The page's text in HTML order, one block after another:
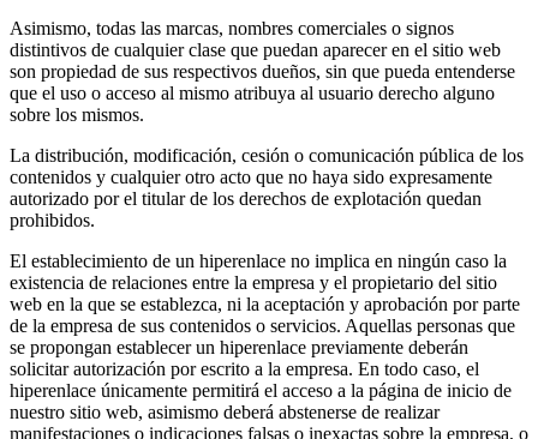
Asimismo, todas las marcas, nombres comerciales o signos
distintivos de cualquier clase que puedan aparecer en el sitio web
son propiedad de sus respectivos dueños, sin que pueda entenderse
que el uso o acceso al mismo atribuya al usuario derecho alguno
sobre los mismos.
La distribución, modificación, cesión o comunicación pública de los
contenidos y cualquier otro acto que no haya sido expresamente
autorizado por el titular de los derechos de explotación quedan
prohibidos.
El establecimiento de un hiperenlace no implica en ningún caso la
existencia de relaciones entre la empresa y el propietario del sitio
web en la que se establezca, ni la aceptación y aprobación por parte
de la empresa de sus contenidos o servicios. Aquellas personas que
se propongan establecer un hiperenlace previamente deberán
solicitar autorización por escrito a la empresa. En todo caso, el
hiperenlace únicamente permitirá el acceso a la página de inicio de
nuestro sitio web, asimismo deberá abstenerse de realizar
manifestaciones o indicaciones falsas o inexactas sobre la empresa, o